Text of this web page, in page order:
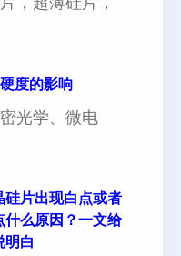
度的影响
光学、微电
硅片出现白点或者
什么原因？一文给
明白